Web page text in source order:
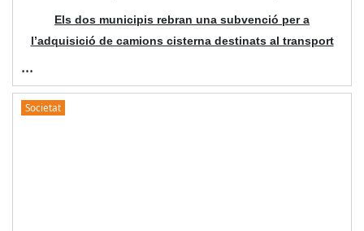
Els dos municipis rebran una subvenció per a
l’adquisició de camions cisterna destinats al transport
...
Societat